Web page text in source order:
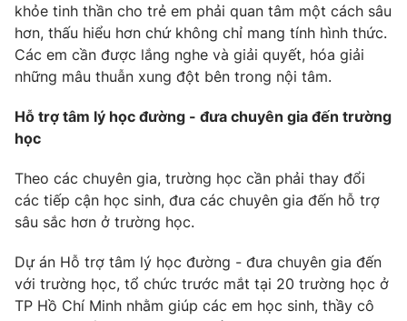
khỏe tinh thần cho trẻ em phải quan tâm một cách sâu
hơn, thấu hiểu hơn chứ không chỉ mang tính hình thức.
Các em cần được lắng nghe và giải quyết, hóa giải
những mâu thuẫn xung đột bên trong nội tâm.
Hỗ trợ tâm lý học đường - đưa chuyên gia đến trường
học
Theo các chuyên gia, trường học cần phải thay đổi
các tiếp cận học sinh, đưa các chuyên gia đến hỗ trợ
sâu sắc hơn ở trường học.
Dự án Hỗ trợ tâm lý học đường - đưa chuyên gia đến
với trường học, tổ chức trước mắt tại 20 trường học ở
TP Hồ Chí Minh nhằm giúp các em học sinh, thầy cô